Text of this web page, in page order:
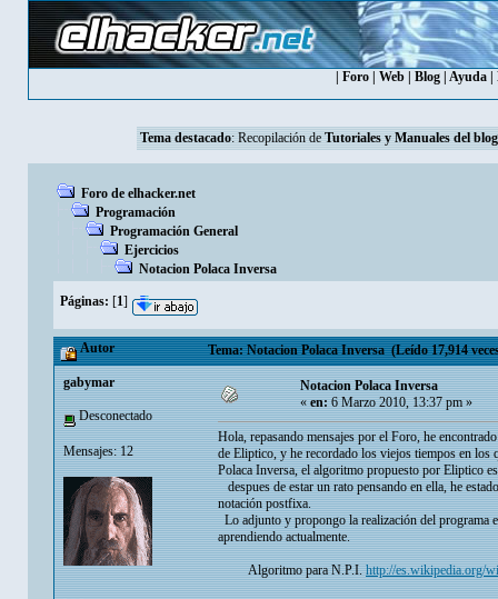
Foro| Web| Blog| Ayuda|
Tema destacado: Recopilación de Tutoriales y Manuales del blog
Foro de elhacker.net
Programación
Programación General
Ejercicios
Notacion Polaca Inversa
Páginas: [1]
Autor Tema: Notacion Polaca Inversa (Leído 17,914
gabymar
Desconectado
Mensajes: 12
Notacion Polaca Inversa
«en:6 Marzo 2010, 13:37 pm »
Hola, repasando mensajes por el Foro, he
de Eliptico, y he recordado los viejos tiempos en los
Polaca Inversa, el algoritmo propuesto por Eliptico
despues de estar un rato pensando en ella, he
notación postfixa.
Lo adjunto y propongo la realización del programa
aprendiendo actualmente.
Algoritmo para N.P.I.http://es.wikipedia.org/